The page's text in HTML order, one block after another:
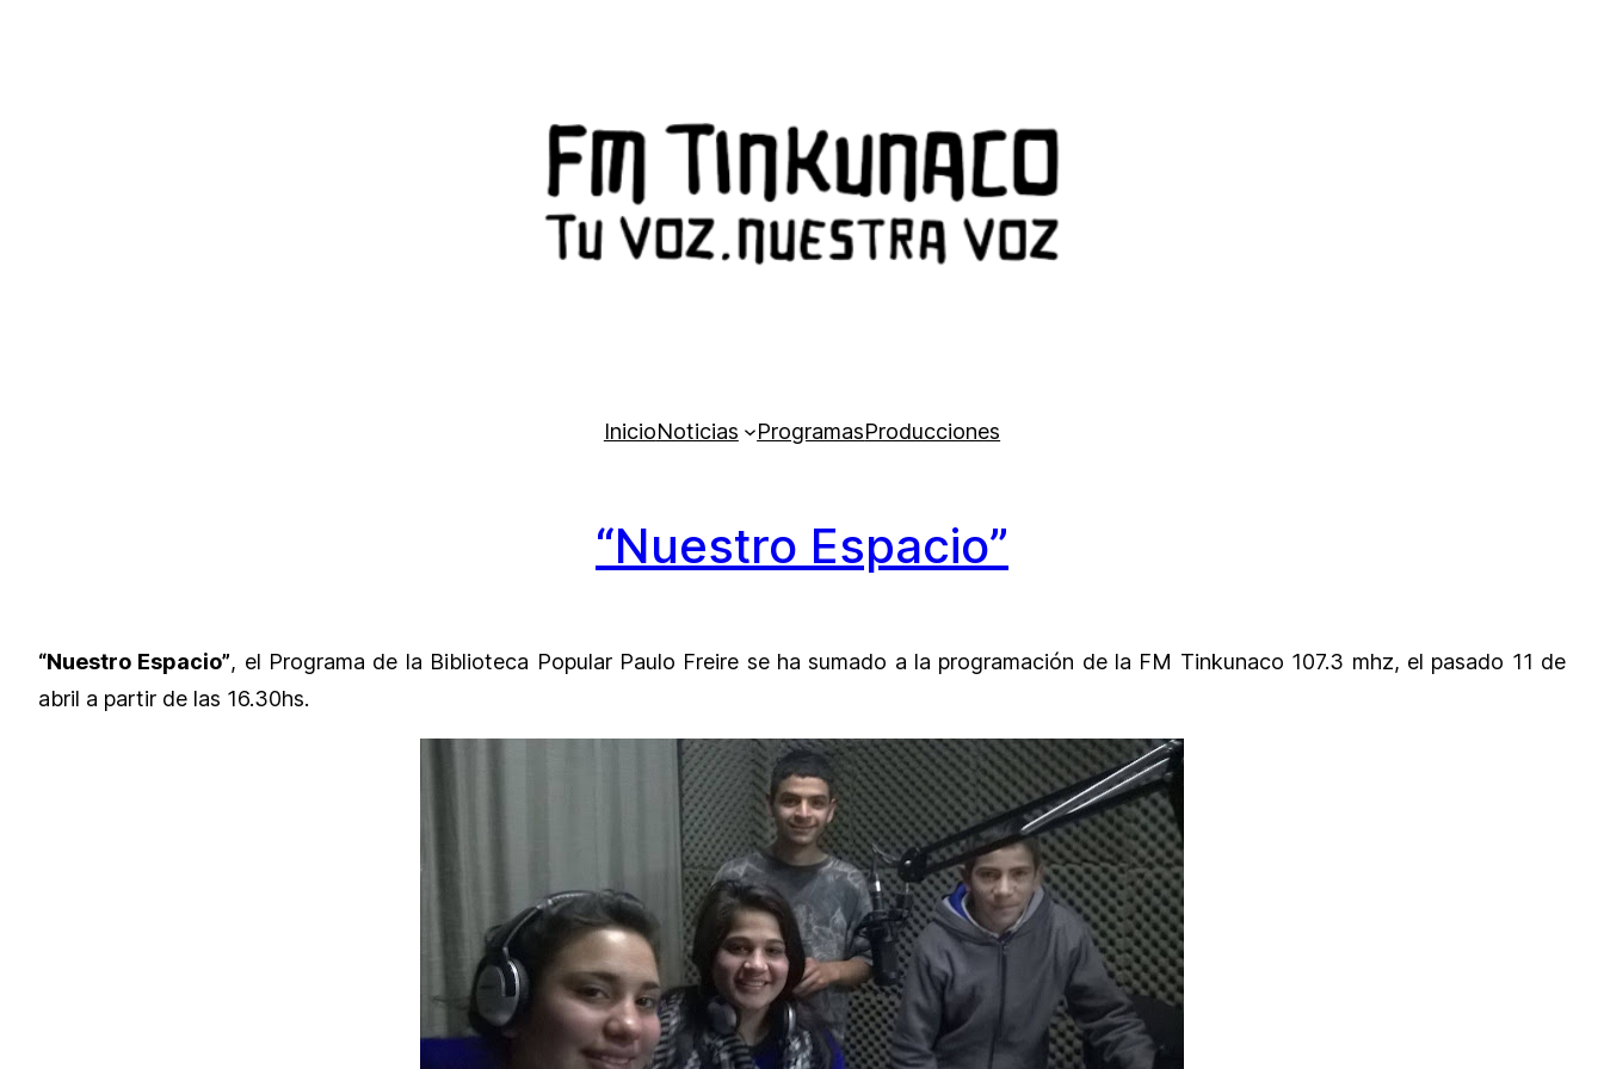
InicioNoticias ProgramasProducciones
“Nuestro Espacio”
“Nuestro Espacio”, el Programa de la Biblioteca Popular Paulo Freire se ha sumado a la programación de la FM Tinkunaco 107.3 mhz, el pasado 11 de
abril a partir de las 16.30hs.